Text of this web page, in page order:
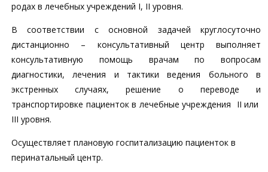
родах в лечебных учреждений I, II уровня.
В соответствии с основной задачей круглосуточно
дистанционно – консультативный центр выполняет
консультативную помощь врачам по вопросам
диагностики, лечения и тактики ведения больного в
экстренных случаях, решение о переводе и
транспортировке пациенток в лечебные учреждения II или
III уровня.
Осуществляет плановую госпитализацию пациенток в
перинатальный центр.